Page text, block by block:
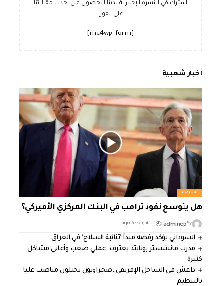
اشترك في النشرة الإخبارية لدينا للحصول على أحدث مقالاتنا
على الفور!
[mc4wp_form]
أخبار شعبية
اقتصاد
هل يتوسع نفوذ ترامب في البنك المركزي الأميركي؟
By
admincp سنة واحدة ago
السوداني يؤكد رفضه مبدأ "ثنائية السلاح" في العراق
مدرب مانشستر يونايتد يعترف: عملي صعب وأعاني مشاكل
كثيرة
داعش في الساحل الإفريقي..صحراويون يحتلون مناصب عليا
بالتنظيم